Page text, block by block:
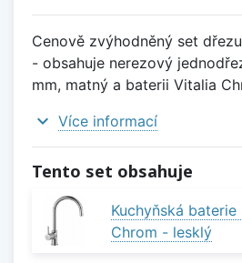
Cenově zvýhodněný set
- obsahuje nerezový
mm, matný a baterii Vitalia
expand_more Více informací
Tento set obsahuje
Kuchyňská baterie
Chrom - lesklý